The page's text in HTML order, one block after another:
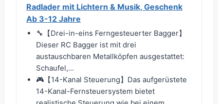
Radlader mit Lichtern & Musik, Geschenk
Ab 3-12 Jahre
🔧【Drei-in-eins Ferngesteuerter Bagger】
Dieser RC Bagger ist mit drei
austauschbaren Metallköpfen ausgestattet:
Schaufel,...
🎮【14-Kanal Steuerung】Das aufgerüstete
14-Kanal-Fernsteuersystem bietet